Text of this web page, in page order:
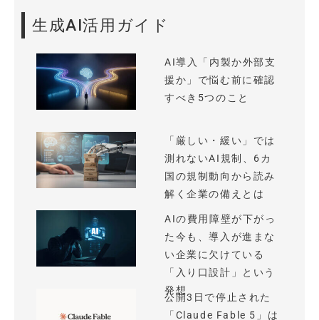
生成AI活用ガイド
AI導入「内製か外部支
援か」で悩む前に確認
すべき5つのこと
「厳しい・緩い」では
測れないAI規制、6カ
国の規制動向から読み
解く企業の備えとは
AIの費用障壁が下がっ
た今も、導入が進まな
い企業に欠けている
「入り口設計」という
発想
公開3日で停止された
「Claude Fable 5」は